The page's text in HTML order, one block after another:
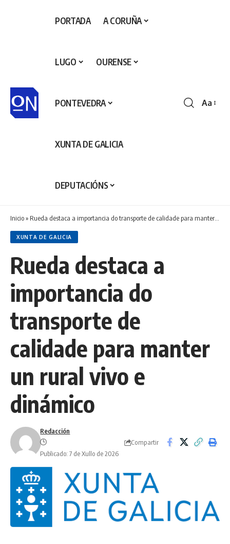
PORTADA A CORUÑA
LUGO OURENSE
PONTEVEDRA
XUNTA DE GALICIA
DEPUTACIÓNS
Aa
Inicio» Rueda destaca a importancia do transporte de calidade para manter un rural vivo e dinámico
XUNTA DE GALICIA
Rueda destaca a
importancia do
transporte de
calidade para manter
un rural vivo e
dinámico
Redacción
Publicado: 7 de Xullo de 2026
Compartir